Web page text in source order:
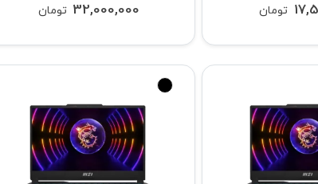
تومان تومان 32,000,000